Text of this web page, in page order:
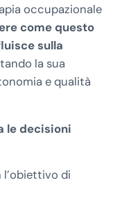
occupazionale
come questo
sulla
la sua
e qualità
le decisioni
l’obiettivo di